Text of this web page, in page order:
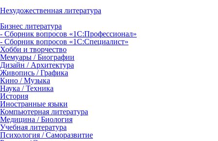
Нехудожественная литература
Бизнес литература
- Сборник вопросов «1С:Профессионал»
- Сборник вопросов «1С:Специалист»
Хобби и творчество
Мемуары / Биографии
Дизайн / Архитектура
Живопись / Графика
Кино / Музыка
Наука / Техника
История
Иностранные языки
Компьютерная литература
Медицина / Биология
Учебная литература
Психология / Саморазвитие